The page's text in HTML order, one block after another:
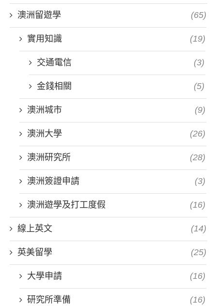
澳洲留遊學 (65)
實用知識 (19)
交通電信 (3)
金錢相關 (5)
澳洲城市 (9)
澳洲大學 (26)
澳洲研究所 (28)
澳洲簽證申請 (3)
澳洲遊學及打工度假 (16)
線上英文 (14)
英美留學 (25)
大學申請 (16)
研究所準備 (16)